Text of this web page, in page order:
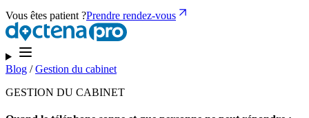
Vous êtes patient ?Prendre rendez-vous
Blog /Gestion du cabinet
GESTION DU CABINET